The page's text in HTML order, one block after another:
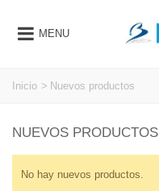
MENU
Inicio > Nuevos productos
NUEVOS PRODUCTOS
No hay nuevos productos.